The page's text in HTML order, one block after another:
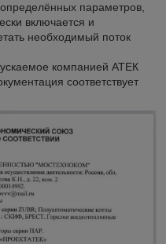
параметров,
включается и
необходимый поток
компанией АТЕК
соответствует